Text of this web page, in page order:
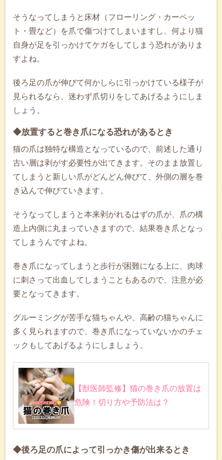
そうなってしまうと床材（フローリング・カーペッ
ト・畳など）を爪で傷つけてしまいますし、何より猫
自身が足を引っかけてケガをしてしまう恐れがありま
すよね。
後ろ足の爪が伸びて何かしらに引っかけている様子が
見られるなら、迷わず爪切りをしてあげるようにしま
しょう。
◆放置すると巻き爪になる恐れがあるとき
猫の爪は独特な構造となっているので、前述した通り
古い層は剥がす必要性が出てきます。そのまま放置し
てしまうと新しい爪がどんどん伸びて、外側の層を巻
き込んで伸びていきます。
そうなってしまうと本来剥がれるはずの爪が、爪の構
造上内側に丸まっていきますので、結果巻き爪となっ
てしまうんですよね。
巻き爪になってしまうと歩行が困難になる上に、肉球
に刺さって出血してしまうこともあるので、注意が必
要となってきます。
グルーミングが苦手な猫ちゃんや、高齢の猫ちゃんに
多く見られますので、巻き爪になっていないかのチェ
ックもしてあげるようにしましょう。
【獣医師監修】猫の巻き爪の放置は
危険！切り方や予防法は？
◆後ろ足の爪によって引っかき傷が出来るとき